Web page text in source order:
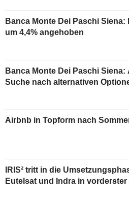
Banca Monte Dei Paschi Siena:
um 4,4% angehoben
Banca Monte Dei Paschi Siena:
Suche nach alternativen
Airbnb in Topform nach
IRIS² tritt in die
Eutelsat und Indra in vorderster